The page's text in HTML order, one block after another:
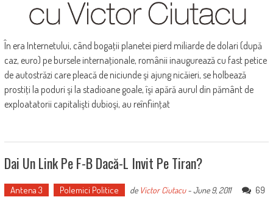
În era Internetului, când bogaţii planetei pierd miliarde de dolari (după
caz, euro) pe bursele internaţionale, românii inaugurează cu fast petice
de autostrăzi care pleacă de niciunde şi ajung nicăieri, se holbează
prostiţi la poduri şi la stadioane goale, îşi apără aurul din pământ de
exploatatorii capitalişti dubioşi, au reînfiinţat
Dai Un Link Pe F-B Dacă-L Invit Pe Tiran?
Antena 3 Polemici Politice de Victor Ciutacu-June 9, 2011
69